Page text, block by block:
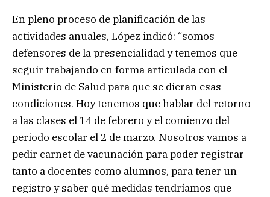
En pleno proceso de planificación de las
actividades anuales, López indicó: “somos
defensores de la presencialidad y tenemos que
seguir trabajando en forma articulada con el
Ministerio de Salud para que se dieran esas
condiciones. Hoy tenemos que hablar del retorno
a las clases el 14 de febrero y el comienzo del
periodo escolar el 2 de marzo. Nosotros vamos a
pedir carnet de vacunación para poder registrar
tanto a docentes como alumnos, para tener un
registro y saber qué medidas tendríamos que